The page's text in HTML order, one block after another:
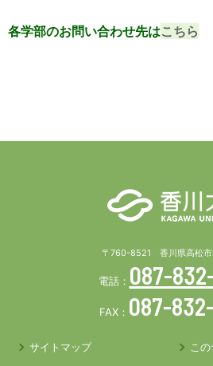
各学部のお問い合わせ先はこちら
〒760-8521 香川県高松市
電話： 087-
FAX： 087-
サイトマップ こ